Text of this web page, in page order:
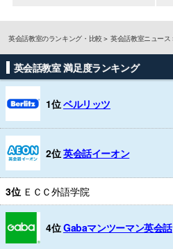
英会話教室のランキング・比較 英会話教室ニュース
英会話教室 満足度ランキング
1位ベルリッツ
2位英会話イーオン
3位 ＥＣＣ外語学院
4位Gabaマンツーマン英会話